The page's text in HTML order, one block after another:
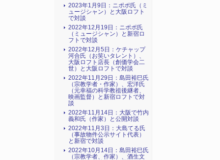
2023年1月9日：ニポポ氏（ミ
ュージシャン）と大阪ロフト
で対談
2022年12月19日：ニポポ氏
（ミュージシャン）と新宿ロ
フトで対談
2022年12月5日：ケチャップ
河合氏（お笑いタレント）、
大阪ロフト店長（創価学会二
世）と大阪ロフトで対談
2022年11月29日：島田裕巳氏
（宗教学者・作家）、宏洋氏
（元幸福の科学教祖後継者、
映画監督）と新宿ロフトで対
談
2022年11月14日：大阪で竹内
義和氏（作家）と公開対談
2022年11月3日：大島てる氏
（事故物件公示サイト代表）
と新宿で対談
2022年10月14日：島田裕巳氏
（宗教学者、作家）、酒生文